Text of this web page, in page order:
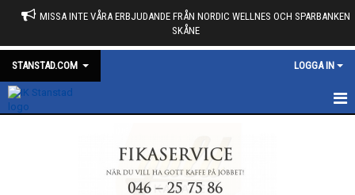
MISSA INTE VÅRA ERBJUDANDE FRÅN NORDIC WELLNES OCH SPARBANKEN
SKÅNE
STANSTAD.COM LOGGA IN